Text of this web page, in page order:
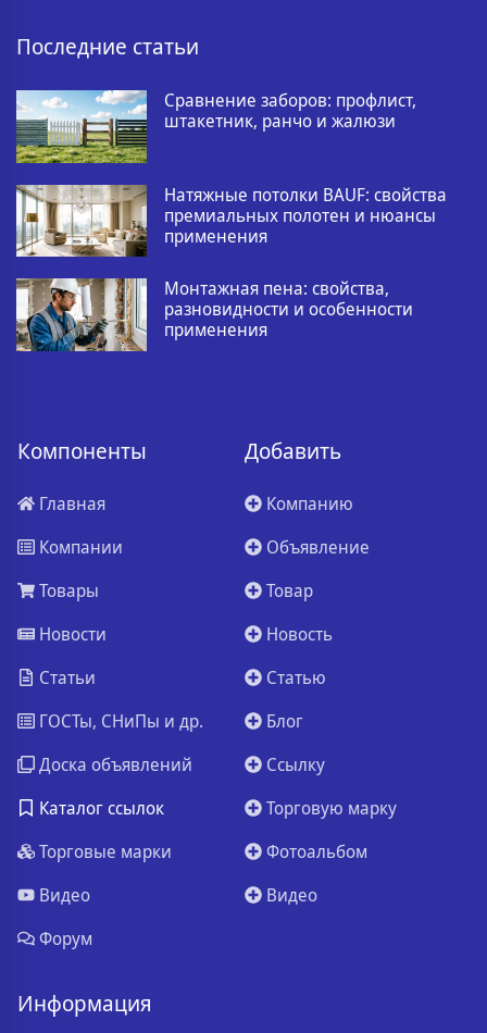
Последние статьи
Сравнение заборов: профлист,
штакетник, ранчо и жалюзи
Натяжные потолки BAUF: свойства
премиальных полотен и нюансы
применения
Монтажная пена: свойства,
разновидности и особенности
применения
Компоненты
Главная
Компании
Товары
Новости
Статьи
ГОСТы, СНиПы и др.
Доска объявлений
Каталог ссылок
Торговые марки
Видео
Форум
Добавить
Компанию
Объявление
Товар
Новость
Статью
Блог
Ссылку
Торговую марку
Фотоальбом
Видео
Информация